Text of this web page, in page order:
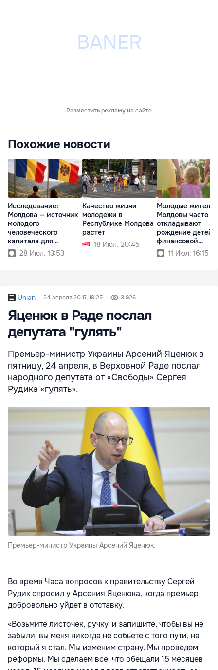
Разместить рекламу на сайте
Похожие новости
Исследование:
Молдова — источник
молодого
человеческого
капитала для
Румынии
28 Июл. 13:53
Качество жизни
молодежи в
Республике Молдова
растет
18 Июл. 20:45
Молодые жители
Молдовы часто
откладывают
рождение детей
финансовой
стабильности
11 Июл. 16:15
Unian 24 апреля 2015, 19:25 3 926
Яценюк в Раде послал
депутата "гулять"
Премьер-министр Украины Арсений Яценюк в
пятницу, 24 апреля, в Верховной Раде послал
народного депутата от «Свободы» Сергея
Рудика «гулять».
Премьер-министр Украины Арсений Яценюк.
Во время Часа вопросов к правительству Сергей
Рудик спросил у Арсения Яценюка, когда премьер
добровольно уйдет в отставку.
«Возьмите листочек, ручку, и запишите, чтобы вы не
забыли: вы меня никогда не собьете с того пути, на
который я стал. Мы изменим страну. Мы проведем
реформы. Мы сделаем все, что обещали 15 месяцев